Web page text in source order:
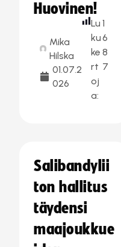
Huovinen!
Mika
Hilska
01.07.2
026
Lu
ku
ke
rt
oj
a:
1
6
8
7
Salibandylii
ton hallitus
täydensi
maajoukkue